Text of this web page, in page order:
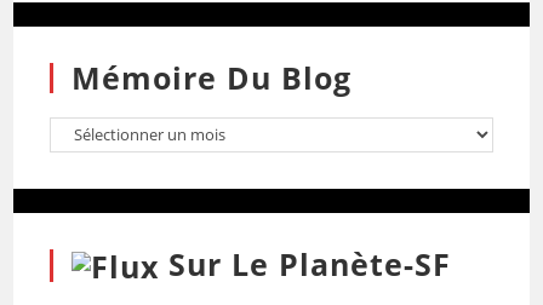
Mémoire Du Blog
Sur Le Planète-SF